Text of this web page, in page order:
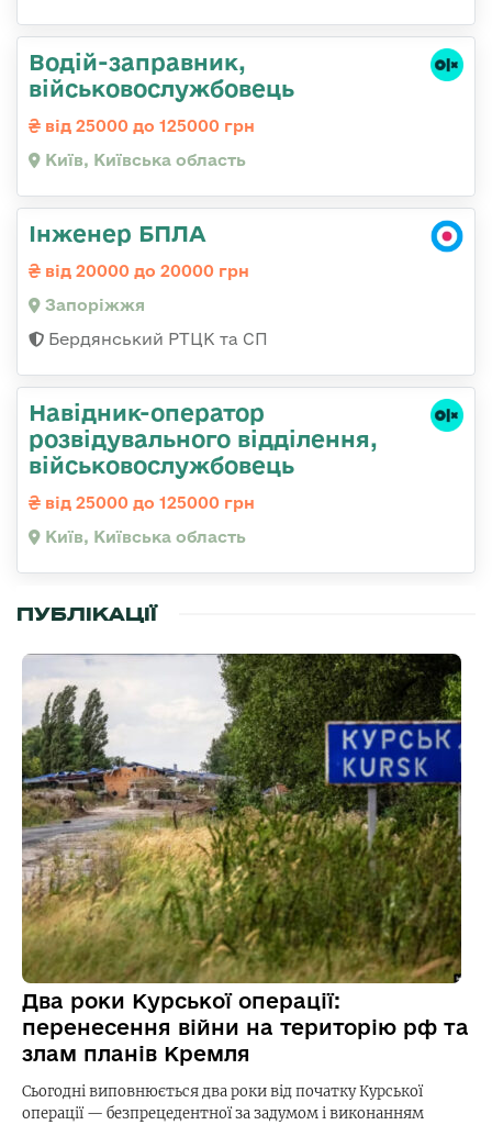
Водій-заправник,
військовослужбовець
від 25000 до 125000 грн
Київ, Київська область
Інженер БПЛА
від 20000 до 20000 грн
Запоріжжя
Бердянський РТЦК та СП
Навідник-оператор
розвідувального відділення,
військовослужбовець
від 25000 до 125000 грн
Київ, Київська область
ПУБЛІКАЦІЇ
Два роки Курської операції:
перенесення війни на територію рф та
злам планів Кремля
Сьогодні виповнюється два роки від початку Курської
операції — безпрецедентної за задумом і виконанням